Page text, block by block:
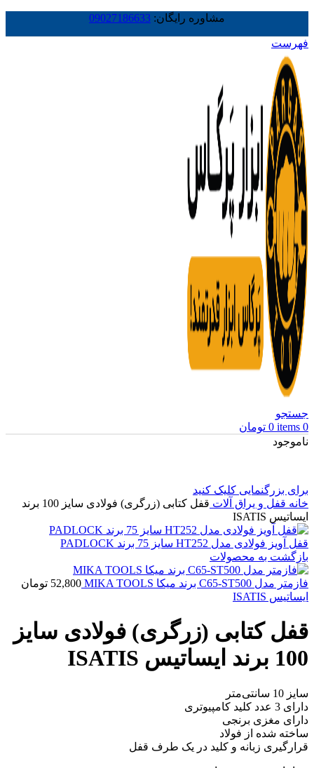
مشاوره رایگان: 09027186633
فهرست
جستجو
0
items
0 تومان
ناموجود
برای بزرگنمایی کلیک کنید
خانه قفل و یراق آلات
قفل کتابی (زرگری) فولادی سایز 100 برند
ایساتیس ISATIS
قفل آویز فولادی مدل HT252 سایز 75 برند PADLOCK
بازگشت به محصولات
فازمتر مدل C65-ST500 برند میکا MIKA TOOLS 52,800 تومان
ایساتیس ISATIS
قفل کتابی (زرگری) فولادی سایز
100 برند ایساتیس ISATIS
سایز 10 سانتی‌متر
دارای 3 عدد کلید کامپیوتری
دارای مغزی برنجی
ساخته شده از فولاد
قرارگیری زبانه و کلید در یک طرف قفل